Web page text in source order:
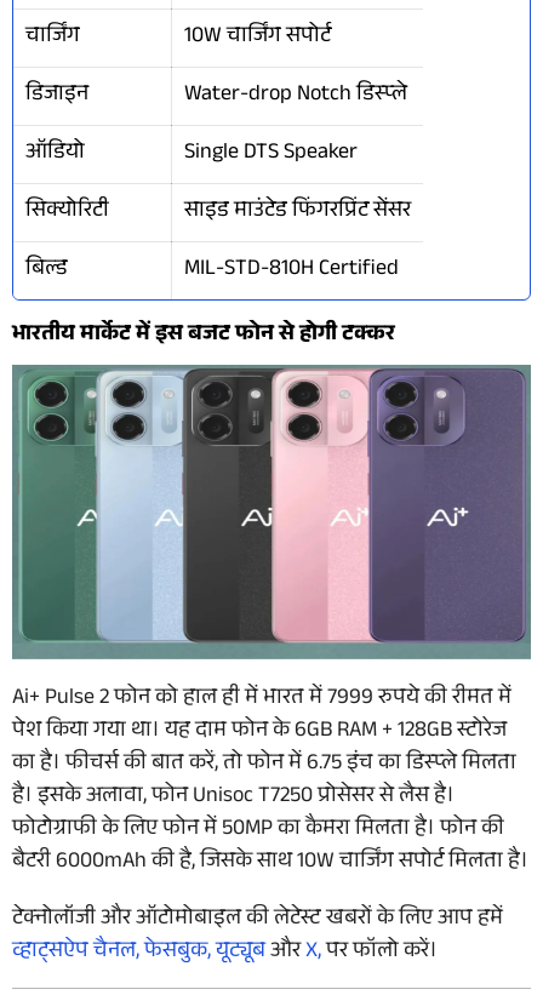
चार्जिंग
10W चार्जिंग सपोर्ट
डिजाइन
Water-drop Notch डिस्प्ले
ऑडियो
Single DTS Speaker
सिक्योरिटी
साइड माउंटेड फिंगरप्रिंट सेंसर
बिल्ड
MIL-STD-810H Certified
भारतीय मार्केट में इस बजट फोन से होगी टक्कर
Ai+ Pulse 2 फोन को हाल ही में भारत में 7999 रुपये की रीमत में
पेश किया गया था। यह दाम फोन के 6GB RAM + 128GB स्टोरेज
का है। फीचर्स की बात करें, तो फोन में 6.75 इंच का डिस्प्ले मिलता
है। इसके अलावा, फोन Unisoc T7250 प्रोसेसर से लैस है।
फोटोग्राफी के लिए फोन में 50MP का कैमरा मिलता है। फोन की
बैटरी 6000mAh की है, जिसके साथ 10W चार्जिंग सपोर्ट मिलता है।
टेक्नोलॉजी और ऑटोमोबाइल की लेटेस्ट खबरों के लिए आप हमें
व्हाट्सऐप चैनल,फेसबुक,यूट्यूबऔरX,पर फॉलो करें।